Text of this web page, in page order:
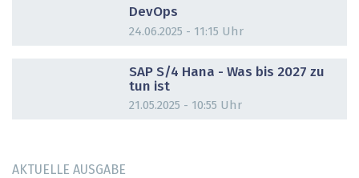
DevOps
24.06.2025 - 11:15 Uhr
SAP S/4 Hana - Was bis 2027 zu
tun ist
21.05.2025 - 10:55 Uhr
AKTUELLE AUSGABE